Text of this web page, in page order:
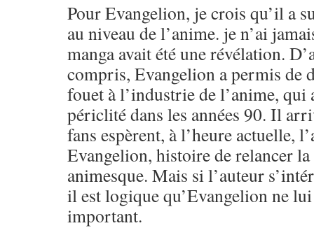
Pour Evangelion, je crois qu’il a
au niveau de l’anime. je n’ai
manga avait été une révélation.
compris, Evangelion a permis de
fouet à l’industrie de l’anime,
périclité dans les années 90. Il
fans espèrent, à l’heure actuelle,
Evangelion, histoire de relancer
animesque. Mais si l’auteur
il est logique qu’Evangelion ne
important.